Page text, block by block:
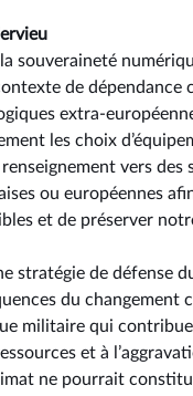
la souveraineté
de dépendance
extra-
les choix
vers des
ou européennes
et de préserver
stratégie de défense
du changement
militaire qui
et à
ne pourrait